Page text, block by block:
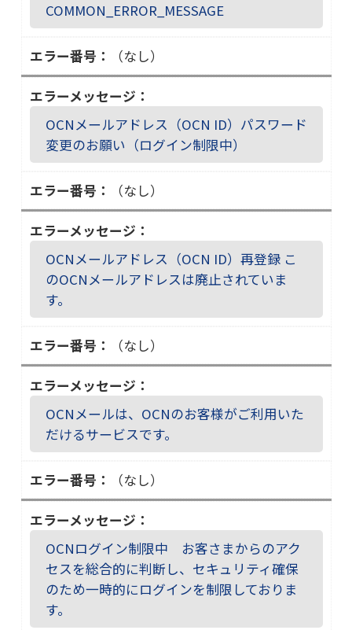
COMMON_ERROR_MESSAGE
（なし）
OCNメールアドレス（OCN ID）パスワード
変更のお願い（ログイン制限中）
（なし）
OCNメールアドレス（OCN ID）再登録 こ
のOCNメールアドレスは廃止されていま
す。
（なし）
OCNメールは、OCNのお客様がご利用いた
だけるサービスです。
（なし）
OCNログイン制限中 お客さまからのアク
セスを総合的に判断し、セキュリティ確保
のため一時的にログインを制限しておりま
す。